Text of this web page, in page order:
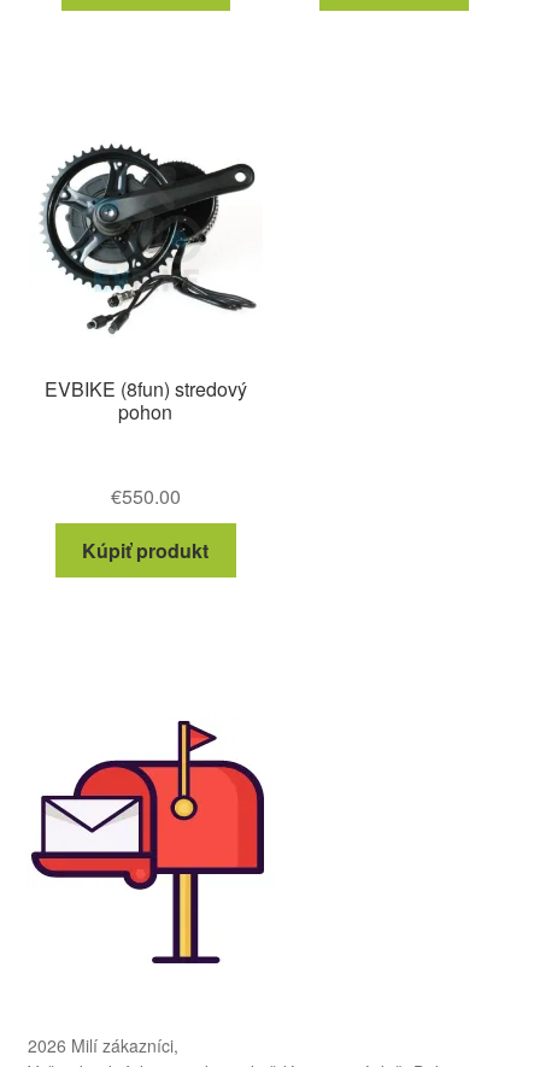
EVBIKE (8fun) stredový
pohon
€550.00
Kúpiť produkt
2026 Milí zákazníci,